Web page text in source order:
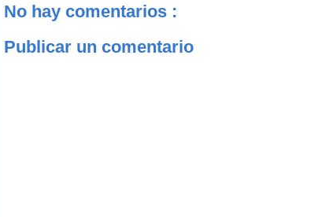
No hay comentarios :
Publicar un comentario